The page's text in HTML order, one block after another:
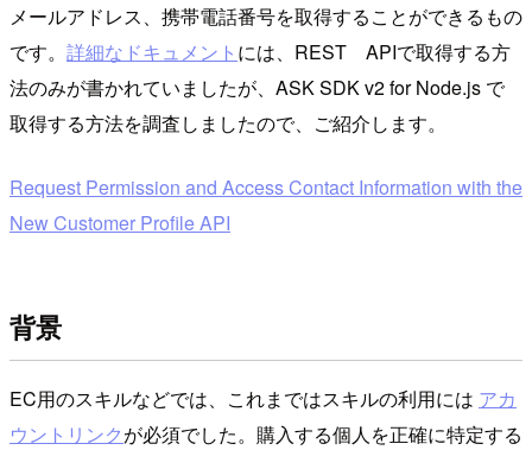
メールアドレス、携帯電話番号を取得することができるもの
です。 詳細なドキュメント には、REST APIで取得する方
法のみが書かれていましたが、ASK SDK v2 for Node.js で
取得する方法を調査しましたので、ご紹介します。
Request Permission and Access Contact Information with the
New Customer Profile API
背景
EC用のスキルなどでは、これまではスキルの利用には アカ
ウントリンクが必須でした。購入する個人を正確に特定する